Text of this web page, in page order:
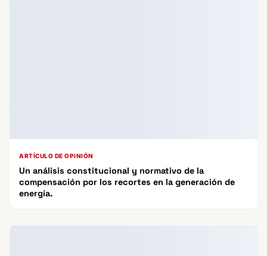
ARTÍCULO DE OPINIÓN
Un análisis constitucional y normativo de la
compensación por los recortes en la generación de
energía.